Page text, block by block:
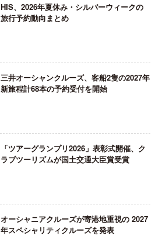
HIS、2026年夏休み・シルバーウィークの
旅行予約動向まとめ
三井オーシャンクルーズ、客船2隻の2027年
新旅程計68本の予約受付を開始
「ツアーグランプリ2026」表彰式開催、ク
ラブツーリズムが国土交通大臣賞受賞
オーシャニアクルーズが寄港地重視の 2027
年スペシャリティクルーズを発表